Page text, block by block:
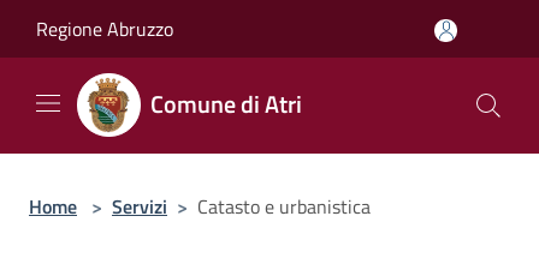
Regione Abruzzo
Comune di Atri
Home > Servizi > Catasto e urbanistica